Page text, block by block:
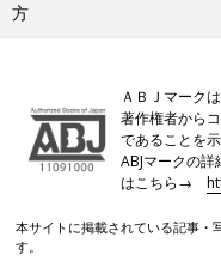
方
ＡＢＪマーク
著作権者から
であることを
ABJマークの
はこちら→
本サイトに掲載されている記事・
す。